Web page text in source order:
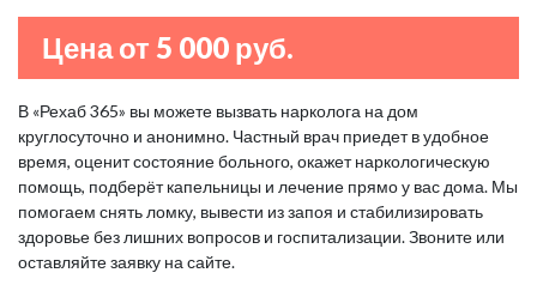
Цена от 5 000 руб.
В «Рехаб 365» вы можете вызвать нарколога на дом
круглосуточно и анонимно. Частный врач приедет в удобное
время, оценит состояние больного, окажет наркологическую
помощь, подберёт капельницы и лечение прямо у вас дома. Мы
помогаем снять ломку, вывести из запоя и стабилизировать
здоровье без лишних вопросов и госпитализации. Звоните или
оставляйте заявку на сайте.